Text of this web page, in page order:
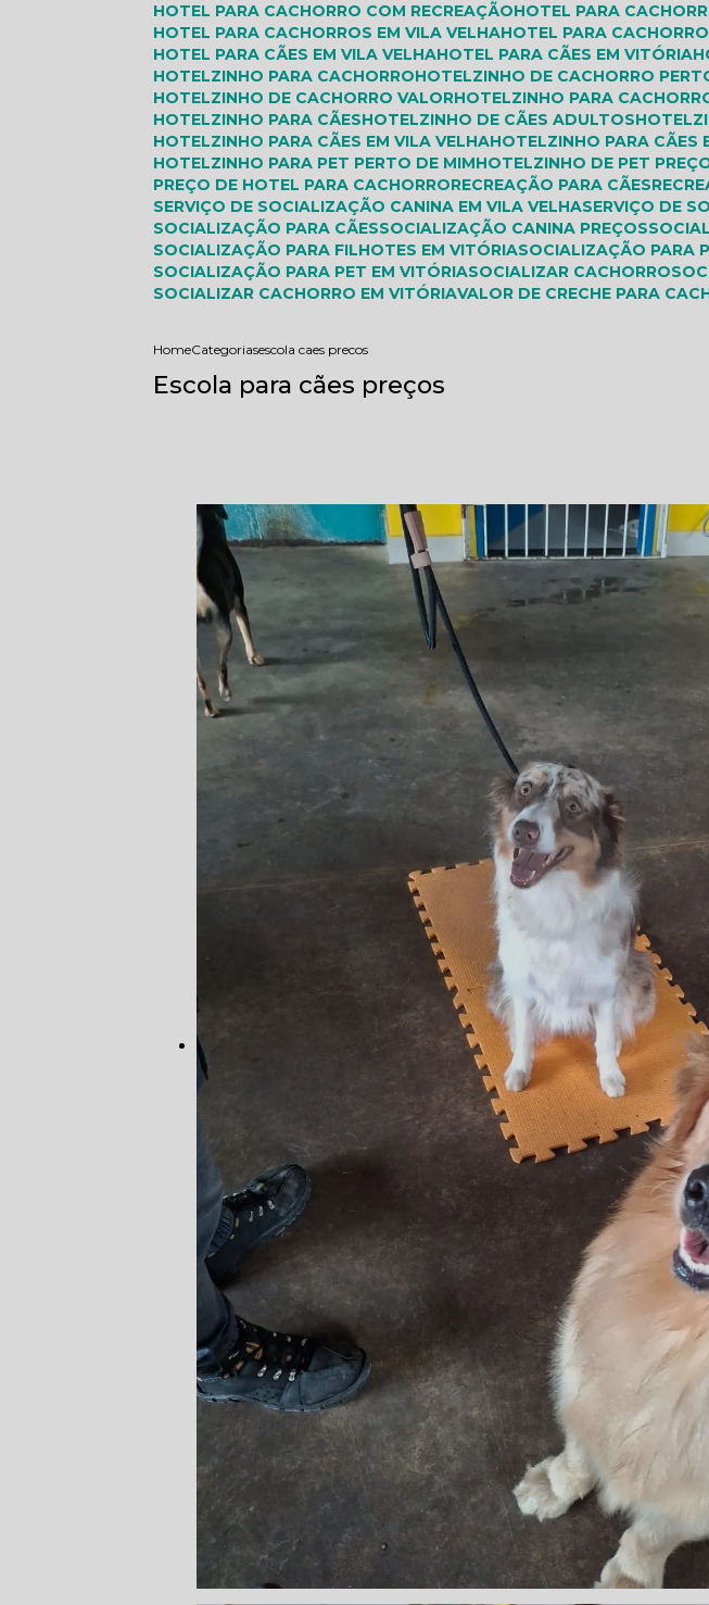
HOTEL PARA CACHORRO COM RECREAÇÃO
HOTEL PARA
HOTEL PARA CACHORROS EM VILA VELHA
HOTEL PARA
HOTEL PARA CÃES EM VILA VELHA
HOTEL PARA CÃES EM VITÓRIA
HOTELZINHO PARA CACHORRO
HOTELZINHO DE CACHORRO
HOTELZINHO DE CACHORRO VALOR
HOTELZINHO PARA
HOTELZINHO PARA CÃES
HOTELZINHO DE CÃES ADULTOS
HOTELZINHO PARA CÃES EM VILA VELHA
HOTELZINHO PARA CÃES
HOTELZINHO PARA PET PERTO DE MIM
HOTELZINHO DE PET
PREÇO DE HOTEL PARA CACHORRO
RECREAÇÃO PARA CÃES
SERVIÇO DE SOCIALIZAÇÃO CANINA EM VILA VELHA
SERVIÇO DE
SOCIALIZAÇÃO PARA CÃES
SOCIALIZAÇÃO CANINA PREÇOS
SOCIALIZAÇÃO PARA FILHOTES EM VITÓRIA
SOCIALIZAÇÃO PARA
SOCIALIZAÇÃO PARA PET EM VITÓRIA
SOCIALIZAR CACHORRO
SOCIALIZAR CACHORRO EM VITÓRIA VALOR DE CRECHE PARA
HomeCategoriasescola caes precos
Escola para cães preços